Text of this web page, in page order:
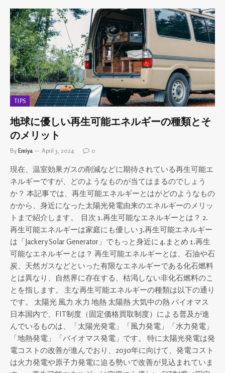
TIPS
地球に優しい再生可能エネルギーの種類とそ
のメリット
By Emiya April 3, 2024 0
現在、温室効果ガスの削減などに期待されている再生可能エ
ネルギーですが、どのようなものが当てはまるのでしょう
か？ 本記事では、再生可能エネルギーとはがどのようなもの
かから、身近になった太陽光発電由来のエネルギーのメリッ
トまで紹介します。 目次 1.再生可能なエネルギーとは？ 2.
再生可能エネルギーは家庭にも優しい 3.再生可能エネルギー
は「Jackery Solar Generator」でもっと身近に 4.まとめ 1.再生
可能なエネルギーとは？ 再生可能エネルギーとは、石油や石
炭、天然ガスなどといった有限なエネルギーである化石燃料
とは異なり、自然界に存在する、枯渇しない非化石燃料のこ
とを指します。 主な再生可能エネルギーの種類は以下の通り
です。 太陽光 風力 水力 地熱 太陽熱 大気中の熱 バイオマス
日本国内で、FIT制度（固定価格買取制度）による普及が進
んでいるものは、「太陽光発電」「風力発電」「水力発電」
「地熱発電」「バイオマス発電」です。 特に太陽光発電は発
電コストの改善が進んでおり、2030年に向けて、発電コスト
は火力発電や原子力発電に迫る勢いで改善が見込まれていま